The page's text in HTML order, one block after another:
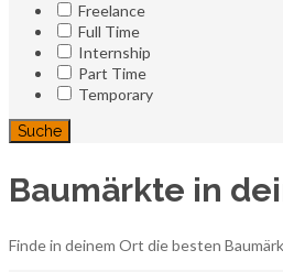
Freelance
Full Time
Internship
Part Time
Temporary
Suche
Baumärkte in
Finde in deinem Ort die besten